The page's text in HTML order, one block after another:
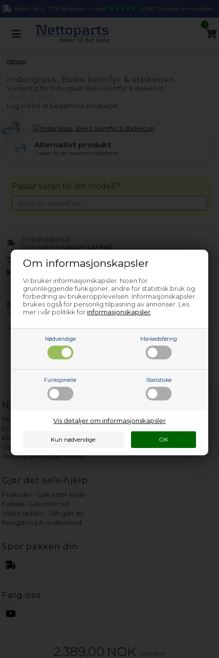
Om informasjonskapsler
Vi bruker informasjonskapsler. Noen for
grunnleggende funksjoner, andre for statistisk bruk og
forbedring av brukeropplevelsen. Informasjonskapsler
brukes også for personlig tilpasning av annonser. Les
mer i vår politikk for informasjonskapsler
Nødvendige Markedsføring
Funksjonelle Statistiske
Vis detaljer om informasjonskapsler
Bestill før kl. 17.00 så sender vi i dag* >2.000 Trustpilot anmeldelser
0
Netsag
Inderglass, Beko komfyr & stekeovn
Vurdering for Inderglass, Beko komfyr & stekeovn
Log ind for at bedømme produktet
Alternativt produkt
Passer til de nevnte modellene.
Produktinfo Spørsmål om varen?
BIM253E0XP
2.389,00 NOK (inkl. MVA)
Forhåndsbestill
(Lev. 4-6 virkedager. Les her)
30 dagers returrett
Passar varan till din modell?
Nyttige lenker
Hvor gammelt er apparatet mitt?
Er det verdt å reparere?
Klage på bassengrobot
Vannets hardhetsgrad
Reservedeler etter merke
Gjør det selv-hjelp
Feilkoder - Søk etter kode
Feilsøk - Søk etter feil
Video guider - Slik gjør du
Rengjøring & vedlikehold
Spor pakken din
Følg oss